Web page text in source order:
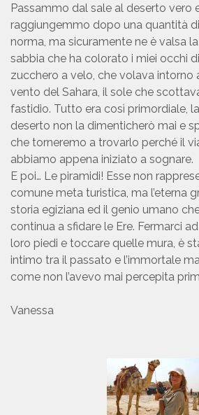
Passammo dal sale al deserto vero
raggiungemmo dopo una quantità
norma, ma sicuramente ne è valsa
sabbia che ha colorato i miei occhi
zucchero a velo, che volava intorno
vento del Sahara, il sole che
fastidio. Tutto era così primordiale,
deserto non la dimenticherò mai e
che torneremo a trovarlo perché il
abbiamo appena iniziato a sognare.
E poi… Le piramidi! Esse non
comune meta turistica, ma l’eterna
storia egiziana ed il genio umano
continua a sfidare le Ere. Fermarci
loro piedi e toccare quelle mura, è
intimo tra il passato e l’immortale
come non l’avevo mai percepita
Vanessa